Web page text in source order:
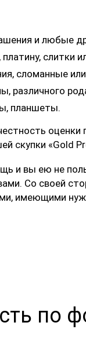
и любые
сломанные
различного
планшеты.
скупки
и вы ею не
Со своей
имеющими
по